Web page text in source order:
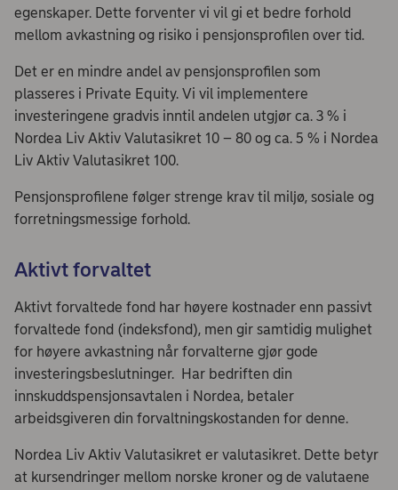
egenskaper. Dette forventer vi vil gi et bedre forhold
mellom avkastning og risiko i pensjonsprofilen over tid.
Det er en mindre andel av pensjonsprofilen som
plasseres i Private Equity. Vi vil implementere
investeringene gradvis inntil andelen utgjør ca. 3 % i
Nordea Liv Aktiv Valutasikret 10 – 80 og ca. 5 % i Nordea
Liv Aktiv Valutasikret 100.
Pensjonsprofilene følger strenge krav til miljø, sosiale og
forretningsmessige forhold.
Aktivt forvaltet
Aktivt forvaltede fond har høyere kostnader enn passivt
forvaltede fond (indeksfond), men gir samtidig mulighet
for høyere avkastning når forvalterne gjør gode
investeringsbeslutninger. Har bedriften din
innskuddspensjonsavtalen i Nordea, betaler
arbeidsgiveren din forvaltningskostanden for denne.
Nordea Liv Aktiv Valutasikret er valutasikret. Dette betyr
at kursendringer mellom norske kroner og de valutaene